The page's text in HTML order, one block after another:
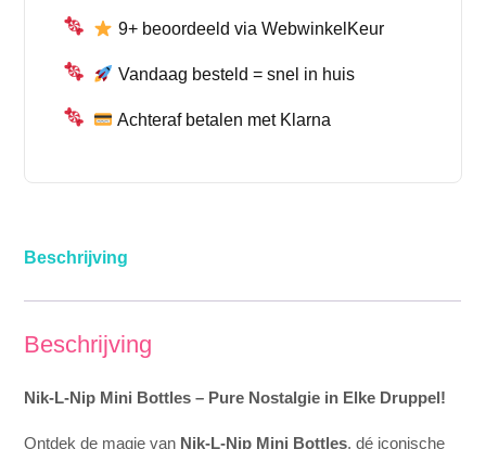
9+ beoordeeld via WebwinkelKeur
Vandaag besteld = snel in huis
Achteraf betalen met Klarna
Beschrijving
Beschrijving
Nik-L-Nip Mini Bottles – Pure Nostalgie in Elke Druppel!
Ontdek de magie van Nik-L-Nip Mini Bottles, dé iconische